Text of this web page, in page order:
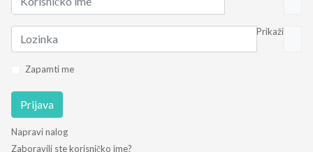
Prikaži
Zapamti me
Prijava
Napravi nalog
Zaboravili ste korisničko ime?